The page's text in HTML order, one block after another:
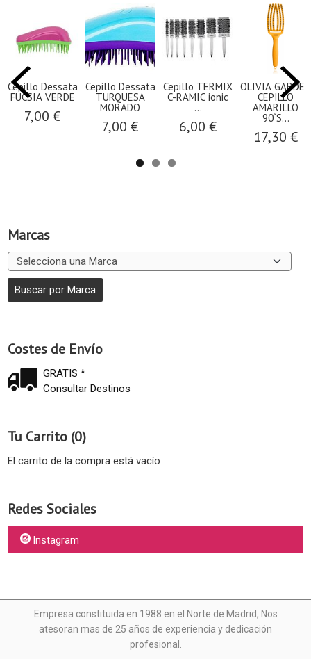
Marcas
Costes de Envío
GRATIS *
Consultar Destinos
Tu Carrito (0)
El carrito de la compra está vacío
Redes Sociales
Instagram
Cepillo Dessata
FUCSIA VERDE
7,00 €
Cepillo Dessata
TURQUESA
MORADO
7,00 €
Cepillo TERMIX
C-RAMIC ionic
...
6,00 €
OLIVIA GARDEN
CEPILLO
AMARILLO
90`S...
17,30 €
Empresa constituida en 1988 en el Norte de Madrid, Nos
atesoran mas de 25 años de experiencia y dedicación
profesional.